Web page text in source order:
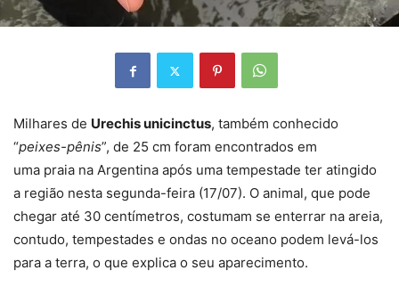
Milhares de Urechis unicinctus, também conhecido
“peixes-pênis”, de 25 cm foram encontrados em
uma praia na Argentina após uma tempestade ter atingido
a região nesta segunda-feira (17/07). O animal, que pode
chegar até 30 centímetros, costumam se enterrar na areia,
contudo, tempestades e ondas no oceano podem levá-los
para a terra, o que explica o seu aparecimento.